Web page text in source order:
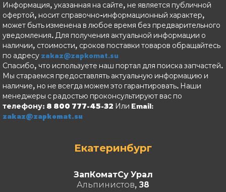
Информация, указанная на сайте, не является публичной
офертой, носит справочно-информационный характер,
может быть изменена в любое время без предварительного
уведомления. Для получения актуальной информации о
наличии, стоимости, сроков поставки товаров обращайтесь
по адресу zakaz@zapkomat.su
Спасибо, что используете наш портал для поиска запчастей.
Мы стараемся предоставлять актуальную информацию и
наличие, но не всегда можем это гарантировать. Наши
менеджеры с радостью проконсультируют вас по
телефону: 8 800 777-45-32 Или Email:
zakaz@zapkomat.su
Екатеринбург
ЗапКоматСу Урал
Альпинистов, 38